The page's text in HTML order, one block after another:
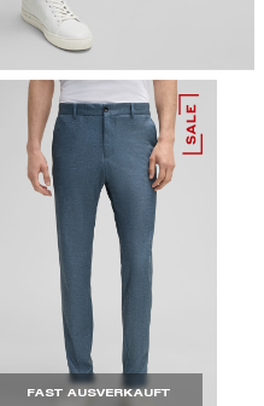
schonend
FAST AUSVERKAUFT